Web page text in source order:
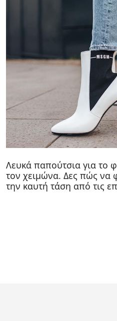
Λευκά παπούτσια για το
τον χειμώνα. Δες πώς να
την καυτή τάση από τις